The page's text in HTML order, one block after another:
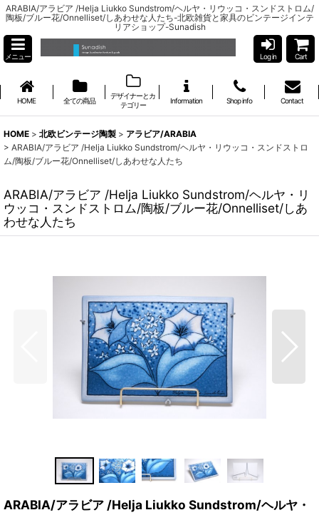
ARABIA/アラビア /Helja Liukko Sundstrom/ヘルヤ・リウッコ・スンドストロム/
陶板/ブルー花/Onnelliset/しあわせな人たち-北欧雑貨と家具のビンテージインテ
リアショップ-Sunadish
メニュー Log in Cart
HOME 全ての商品
デザイナーとカ
テゴリー
Information Shop info Contact
HOME > 北欧ビンテージ陶製 > アラビア/ARABIA
> ARABIA/アラビア /Helja Liukko Sundstrom/ヘルヤ・リウッコ・スンドストロ
ム/陶板/ブルー花/Onnelliset/しあわせな人たち
ARABIA/アラビア /Helja Liukko Sundstrom/ヘルヤ・リ
ウッコ・スンドストロム/陶板/ブルー花/Onnelliset/しあ
わせな人たち
ARABIA/アラビア /Helja Liukko Sundstrom/ヘルヤ・